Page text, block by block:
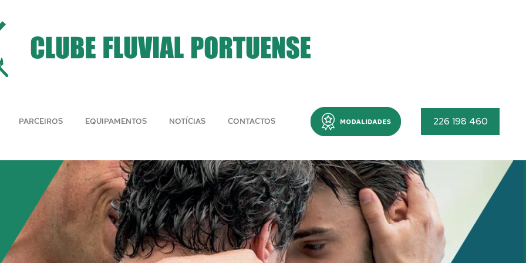
PARCEIROS EQUIPAMENTOS NOTÍCIAS CONTACTOS Menu 226 198 460